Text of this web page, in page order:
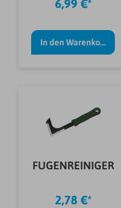
6,99 €*
In den Warenkorb
FUGENREINIGER
2,78 €*